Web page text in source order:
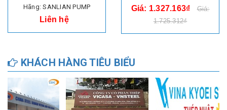
Hãng: SANLIAN PUMP
Liên hệ
Giá: 1.327.163₫
Giá:
1.725.312₫
KHÁCH HÀNG TIÊU BIỂU